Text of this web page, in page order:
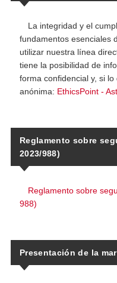
La integridad y el
fundamentos esenciales
utilizar nuestra línea
tiene la posibilidad de
forma confidencial y, si
anónima: EthicsPoint -
Reglamento sobre
2023/988)
Reglamento sobre
988)
Presentación de la